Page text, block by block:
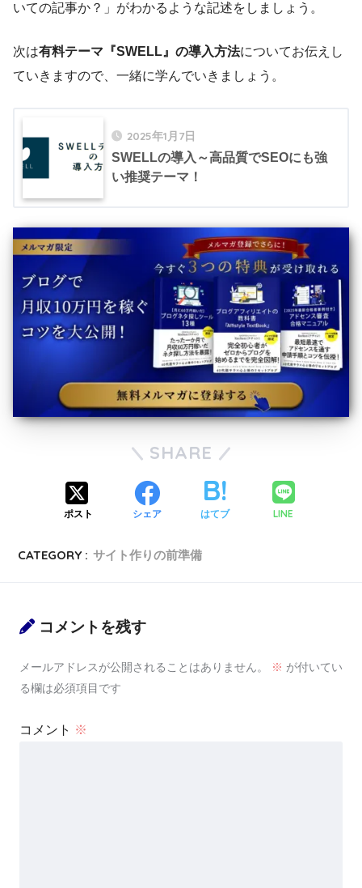
いての記事か？」がわかるような記述をしましょう。
次は有料テーマ『SWELL』の導入方法についてお伝えし
ていきますので、一緒に学んでいきましょう。
2025年1月7日
SWELLの導入～高品質でSEOにも強
い推奨テーマ！
SHARE
ポスト シェア はてブ LINE
CATEGORY : サイト作りの前準備
コメントを残す
メールアドレスが公開されることはありません。 ※ が付いてい
る欄は必須項目です
コメント ※